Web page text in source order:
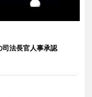
法長官人事承認